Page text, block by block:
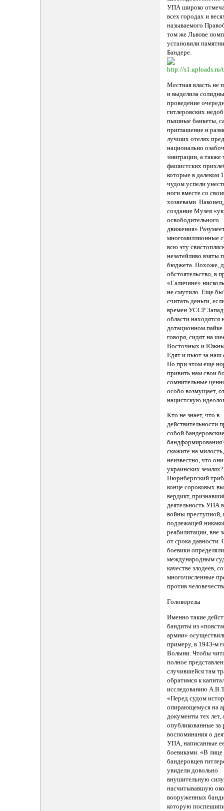
УПА широко
всех городах и
называемого
том же Львове
установили
Бандере.
Местная власть не
и выделила
проведение
гитлеровских
пышные банкеты,
приглашение и
лучших отелях
национально
эмиграции, а также
фашистских
которые в далеком
чудом успели
ноги вместе со
хозяевами.
создание Музея
освободительного
многомиллионные
всю эту
незатейливо взяты
бюджета. Похоже,
обстоятельство, в
«Галичине»
не смутило. Еще
считать деньги,
времен УССР
области находятся
дотационном
говоря, сидят на
Восточных и
Едят и пьют за наш
Но при этом еще
привить нам свои
сомнительные
особо возмущает,
нацистскую
Кто не знает, что в
действительности
собой
скажите на милость,
неизвестно, что
украинских землях?
Нюрнбергский
конце сороковых
вердикт,
деятельность УПА
войны преступной,
подлежащей
реабилитации, вне
от срока давности.
боевики
международным
качестве злодеев,
многочисленные
против
Головорезы
Именно такие
бандиты из
армии»
примеру, в 1943-м
Волыни. Чтобы
полное
случившейся там
обратимся к
исследованию
«Перед судом
опирающемуся на
документы тех лет,
опубликованные
воспоминания о
УПА, написанные
боевиками. «В лице
бандеровцев
увидели довольно
внушительную
насчитывавшую
вооруженных
которую